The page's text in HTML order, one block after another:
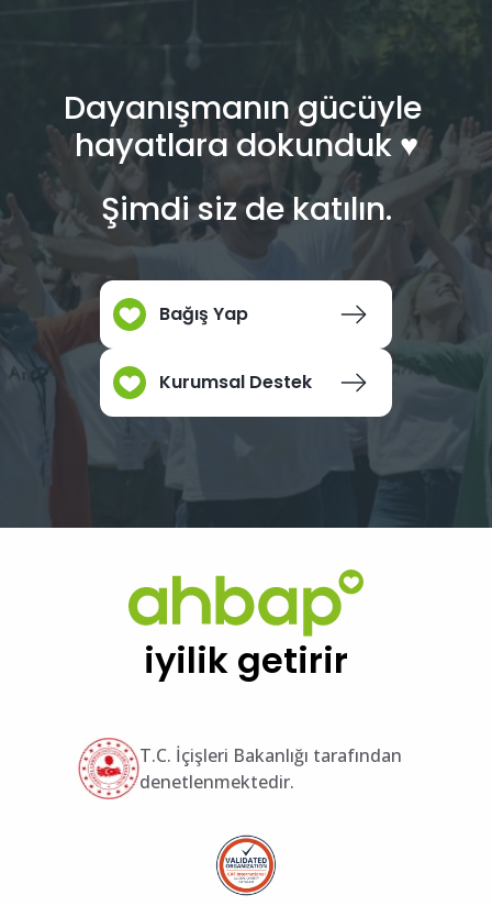
Dayanışmanın gücüyle
hayatlara dokunduk ♥︎
Şimdi siz de katılın.
Bağış Yap
Kurumsal Destek
iyilik getirir
T.C. İçişleri Bakanlığı tarafından
denetlenmektedir.